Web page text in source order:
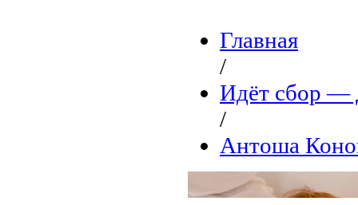
Главная
/
Идёт сбор
/
Антоша